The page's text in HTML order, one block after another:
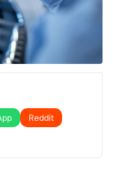
Reddit